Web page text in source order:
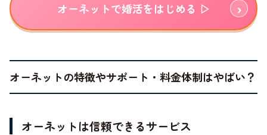
オーネットで婚活をはじめる ▷
オーネットの特徴やサポート・料金体制はやばい？
オーネットは信頼できるサービス